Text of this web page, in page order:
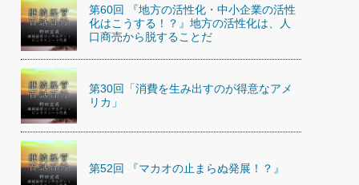
第60回 『地方の活性化・中小企業の活性
化はこうする！？』地方の活性化は、人
口商売から脱することだ
第30回「消費を生み出すのが得意なアメ
リカ」
第52回 『マカオの止まらぬ発展！？』